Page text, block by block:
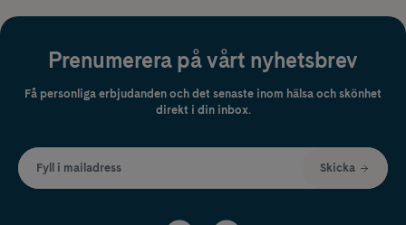
Prenumerera på vårt nyhetsbrev
Få personliga erbjudanden och det senaste inom hälsa och skönhet
direkt i din inbox.
Fyll i mailadress Skicka